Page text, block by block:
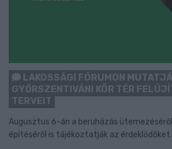
LAKOSSÁGI FÓRUMON
GYŐRSZENTIVÁNI KÖR TÉR
TERVEIT
Augusztus 6-án a beruházás
építéséről is tájékoztatják az érdeklődőket.